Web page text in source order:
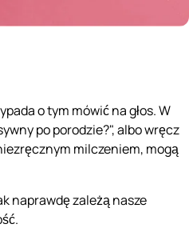
o tym mówić na głos. W
po porodzie?", albo wręcz
milczeniem, mogą
naprawdę zależą nasze